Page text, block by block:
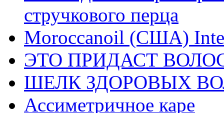
стручкового перца
Moroccanoil (США)
ЭТО ПРИДАСТ
ШЕЛК ЗДОРОВЫХ
Ассиметричное каре